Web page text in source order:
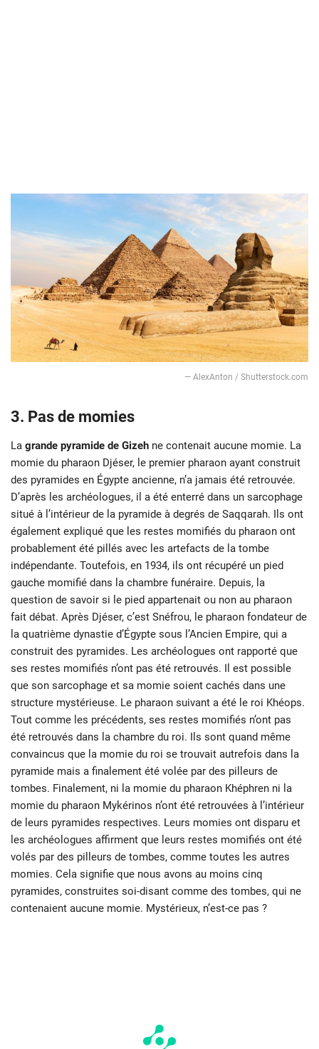
— AlexAnton / Shutterstock.com
3. Pas de momies
La grande pyramide de Gizeh ne contenait aucune momie. La
momie du pharaon Djéser, le premier pharaon ayant construit
des pyramides en Égypte ancienne, n’a jamais été retrouvée.
D’après les archéologues, il a été enterré dans un sarcophage
situé à l’intérieur de la pyramide à degrés de Saqqarah. Ils ont
également expliqué que les restes momifiés du pharaon ont
probablement été pillés avec les artefacts de la tombe
indépendante. Toutefois, en 1934, ils ont récupéré un pied
gauche momifié dans la chambre funéraire. Depuis, la
question de savoir si le pied appartenait ou non au pharaon
fait débat. Après Djéser, c’est Snéfrou, le pharaon fondateur de
la quatrième dynastie d’Égypte sous l’Ancien Empire, qui a
construit des pyramides. Les archéologues ont rapporté que
ses restes momifiés n’ont pas été retrouvés. Il est possible
que son sarcophage et sa momie soient cachés dans une
structure mystérieuse. Le pharaon suivant a été le roi Khéops.
Tout comme les précédents, ses restes momifiés n’ont pas
été retrouvés dans la chambre du roi. Ils sont quand même
convaincus que la momie du roi se trouvait autrefois dans la
pyramide mais a finalement été volée par des pilleurs de
tombes. Finalement, ni la momie du pharaon Khéphren ni la
momie du pharaon Mykérinos n’ont été retrouvées à l’intérieur
de leurs pyramides respectives. Leurs momies ont disparu et
les archéologues affirment que leurs restes momifiés ont été
volés par des pilleurs de tombes, comme toutes les autres
momies. Cela signifie que nous avons au moins cinq
pyramides, construites soi-disant comme des tombes, qui ne
contenaient aucune momie. Mystérieux, n’est-ce pas ?